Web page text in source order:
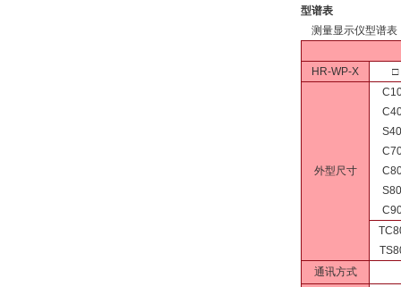
型谱表
测量显示仪型谱表
HR-WP-X □
外型尺寸
通讯方式